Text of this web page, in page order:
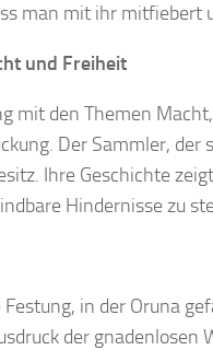
man mit ihr mitfiebert
und Freiheit
mit den Themen
Der Sammler,
Ihre Geschichte
Hindernisse zu
in der Oruna
der gnadenlosen